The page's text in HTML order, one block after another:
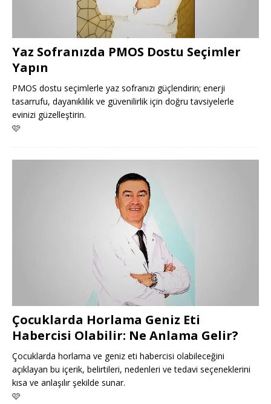
Yaz Sofranızda PMOS Dostu Seçimler
Yapın
PMOS dostu seçimlerle yaz sofranızı güçlendirin; enerji
tasarrufu, dayanıklılık ve güvenilirlik için doğru tavsiyelerle
evinizi güzelleştirin.
🩷
Çocuklarda Horlama Geniz Eti
Habercisi Olabilir: Ne Anlama Gelir?
Çocuklarda horlama ve geniz eti habercisi olabileceğini
açıklayan bu içerik, belirtileri, nedenleri ve tedavi seçeneklerini
kısa ve anlaşılır şekilde sunar.
🩷